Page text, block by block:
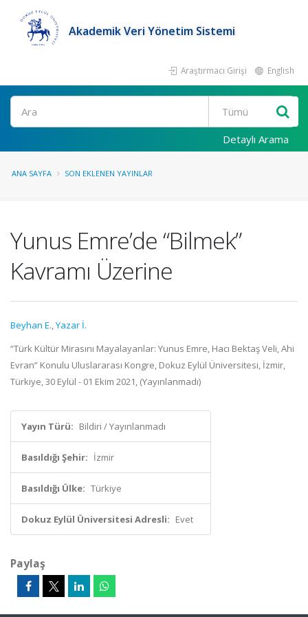
Akademik Veri Yönetim Sistemi
Araştırmacı Girişi English
Ara
Detaylı Arama
ANA SAYFA SON EKLENEN YAYINLAR
Yunus Emre’de “Bilmek”
Kavramı Üzerine
Beyhan E.,Yazar İ.
“Türk Kültür Mirasını Mayalayanlar: Yunus Emre, Hacı Bektaş Veli, Ahi
Evran” Konulu Uluslararası Kongre, Dokuz Eylül Üniversitesi, İzmir,
Türkiye, 30 Eylül - 01 Ekim 2021, (Yayınlanmadı)
Yayın Türü: Bildiri / Yayınlanmadı
Basıldığı Şehir: İzmir
Basıldığı Ülke: Türkiye
Dokuz Eylül Üniversitesi Adresli: Evet
Paylaş